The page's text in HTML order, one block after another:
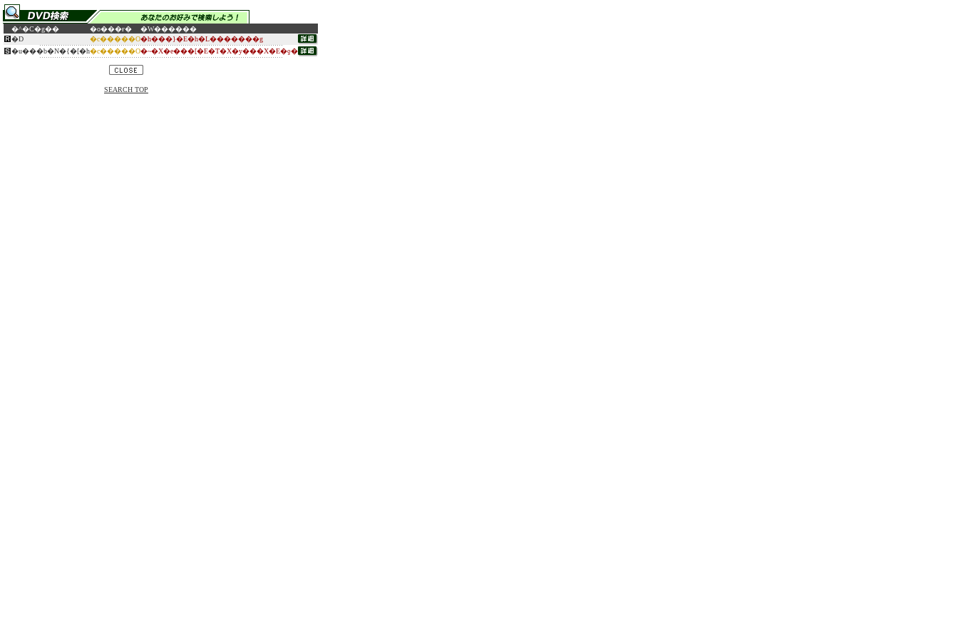
�^�C�g�� �o���ғ�
�W������
�D
�c�����O�h���}�E�h�L�������g
�u���b�N�{�[�h�c�����O�~�X�e���[�E�T�X�y���X�E�ƍ�
SEARCH TOP